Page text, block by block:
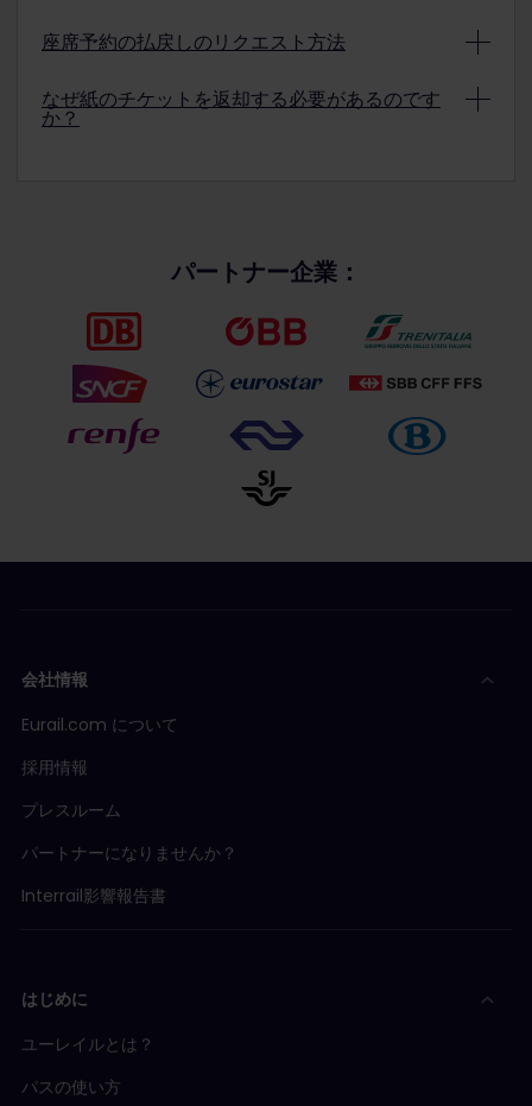
予約ごとに異なります。
ェブサイトで [Manage Booking（予約の管理）] に
アクセスして、ユーロスターが定める手続きに従っ
トレニタリア列車の場合は、アカウントの「ご予約
を選択し、指示に従ってください。
その他すべての場合の詳細については
予約の交換・
払戻し条件
をご確認ください。
座席予約の払戻しのリクエスト方法
遅れる場合は、この払戻し手続きを行わず、カスタマー
サービス
: 不要になった座席予約を選択し、「チケ
を行います。*
ステップ3
：リクエストが確認されると、払戻しが自
動的に処理されます。
* 払戻しのリクエストを確定すると、その座席予約に関
連してそれ以上の払戻しは処理できなくなります。
の座席予約のみ：
ストの日から1か月以内
の返送先住所を提供します）。**
ステップ4
が弊社に届かない場合、払戻しの手続きは行えませ
連してそれ以上の払戻しは処理できなくなります。
た場合、ユーレイルは購入代金を払い戻せません。その
さい。
なぜ紙のチケットを返却する必要があるのです
か？
パートナー企業：
会社情報
Eurail.com について
採用情報
プレスルーム
パートナーになりませんか？
Interrail影響報告書
はじめに
ユーレイルとは？
パスの使い方